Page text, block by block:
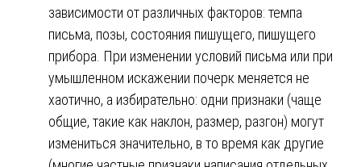
зависимости от различных факторов: темпа
письма, позы, состояния пишущего, пишущего
прибора. При изменении условий письма или при
умышленном искажении почерк меняется не
хаотично, а избирательно: одни признаки (чаще
общие, такие как наклон, размер, разгон) могут
измениться значительно, в то время как другие